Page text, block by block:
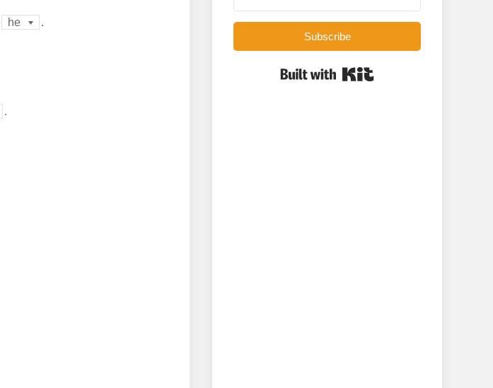
he .
.
Subscribe